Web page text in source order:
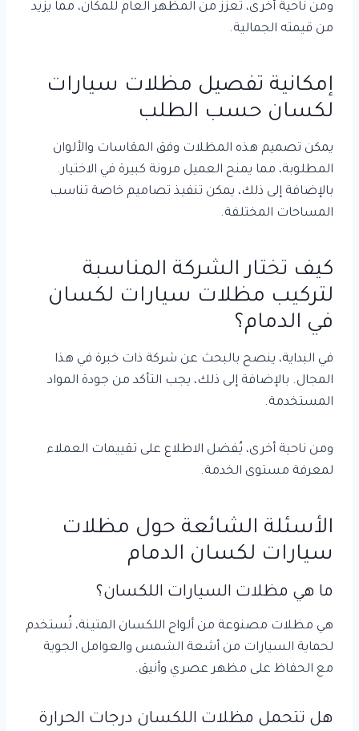
ومن ناحية أخرى، تعزز من المظهر العام للمكان، مما يزيد
من قيمته الجمالية.
إمكانية تفصيل مظلات سيارات
لكسان حسب الطلب
يمكن تصميم هذه المظلات وفق المقاسات والألوان
المطلوبة، مما يمنح العميل مرونة كبيرة في الاختيار.
بالإضافة إلى ذلك، يمكن تنفيذ تصاميم خاصة تناسب
المساحات المختلفة.
كيف تختار الشركة المناسبة
لتركيب مظلات سيارات لكسان
في الدمام؟
في البداية، ينصح بالبحث عن شركة ذات خبرة في هذا
المجال. بالإضافة إلى ذلك، يجب التأكد من جودة المواد
المستخدمة.
ومن ناحية أخرى، يُفضل الاطلاع على تقييمات العملاء
لمعرفة مستوى الخدمة.
الأسئلة الشائعة حول مظلات
سيارات لكسان الدمام
ما هي مظلات السيارات اللكسان؟
هي مظلات مصنوعة من ألواح اللكسان المتينة، تُستخدم
لحماية السيارات من أشعة الشمس والعوامل الجوية
مع الحفاظ على مظهر عصري وأنيق.
هل تتحمل مظلات اللكسان درجات الحرارة